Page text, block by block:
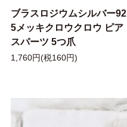
ブラスロジウムシルバー92
5メッキクロウクロウ ピア
スパーツ 5つ爪
1,760円(税160円)